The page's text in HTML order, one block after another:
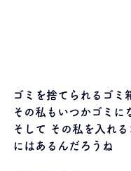
ゴミを捨てられるゴミ
その私もいつかゴミに
そして その私を入れ
にはあるんだろうね